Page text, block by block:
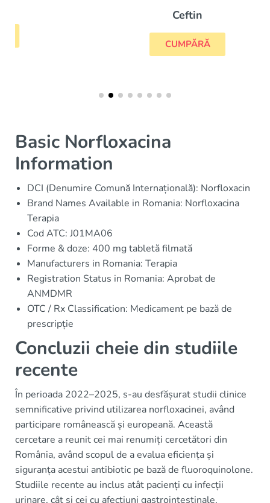
Basic Norfloxacina
Information
DCI (Denumire Comună Internațională): Norfloxacin
Brand Names Available in Romania: Norfloxacina
Terapia
Cod ATC: J01MA06
Forme & doze: 400 mg tabletă filmată
Manufacturers in Romania: Terapia
Registration Status in Romania: Aprobat de
ANMDMR
OTC / Rx Classification: Medicament pe bază de
prescripție
Concluzii cheie din studiile
recente
În perioada 2022–2025, s-au desfășurat studii clinice
semnificative privind utilizarea norfloxacinei, având
participare românească și europeană. Această
cercetare a reunit cei mai renumiți cercetători din
România, având scopul de a evalua eficiența și
siguranța acestui antibiotic pe bază de fluoroquinolone.
Studiile recente au inclus atât pacienți cu infecții
urinare, cât și cei cu afecțiuni gastrointestinale,